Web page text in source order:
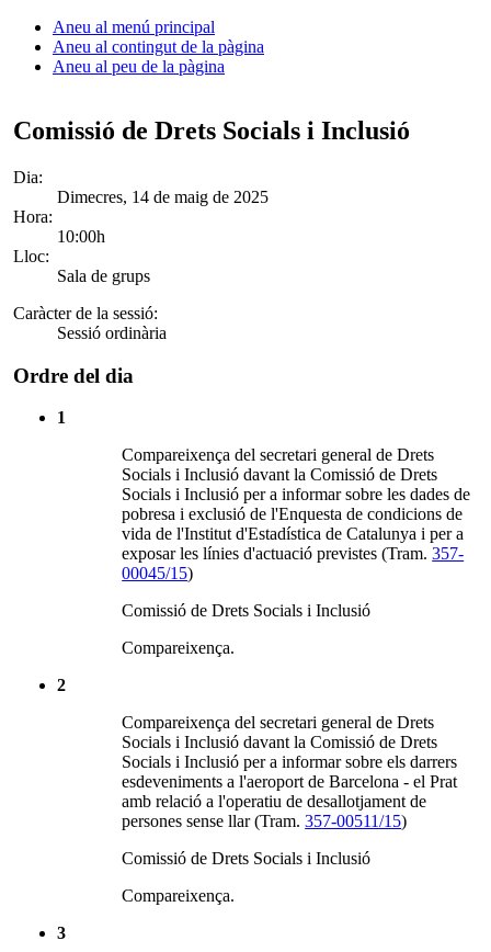
Aneu al menú principal
Aneu al contingut de la pàgina
Aneu al peu de la pàgina
Comissió de Drets Socials i Inclusió
Dia:
Dimecres, 14 de maig de 2025
Hora:
10:00h
Lloc:
Sala de grups
Caràcter de la sessió:
Sessió ordinària
Ordre del dia
1
Compareixença del secretari general de Drets
Socials i Inclusió davant la Comissió de Drets
Socials i Inclusió per a informar sobre les dades de
pobresa i exclusió de l'Enquesta de condicions de
vida de l'Institut d'Estadística de Catalunya i per a
exposar les línies d'actuació previstes (Tram.357-
00045/15)
Comissió de Drets Socials i Inclusió
Compareixença.
2
Compareixença del secretari general de Drets
Socials i Inclusió davant la Comissió de Drets
Socials i Inclusió per a informar sobre els darrers
esdeveniments a l'aeroport de Barcelona - el Prat
amb relació a l'operatiu de desallotjament de
persones sense llar (Tram.357-00511/15)
Comissió de Drets Socials i Inclusió
Compareixença.
3